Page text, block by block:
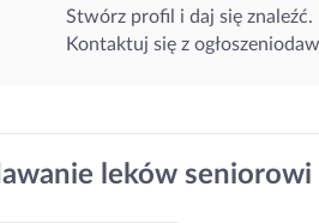
Stwórz profil i daj się znaleźć.
Kontaktuj się z
leków